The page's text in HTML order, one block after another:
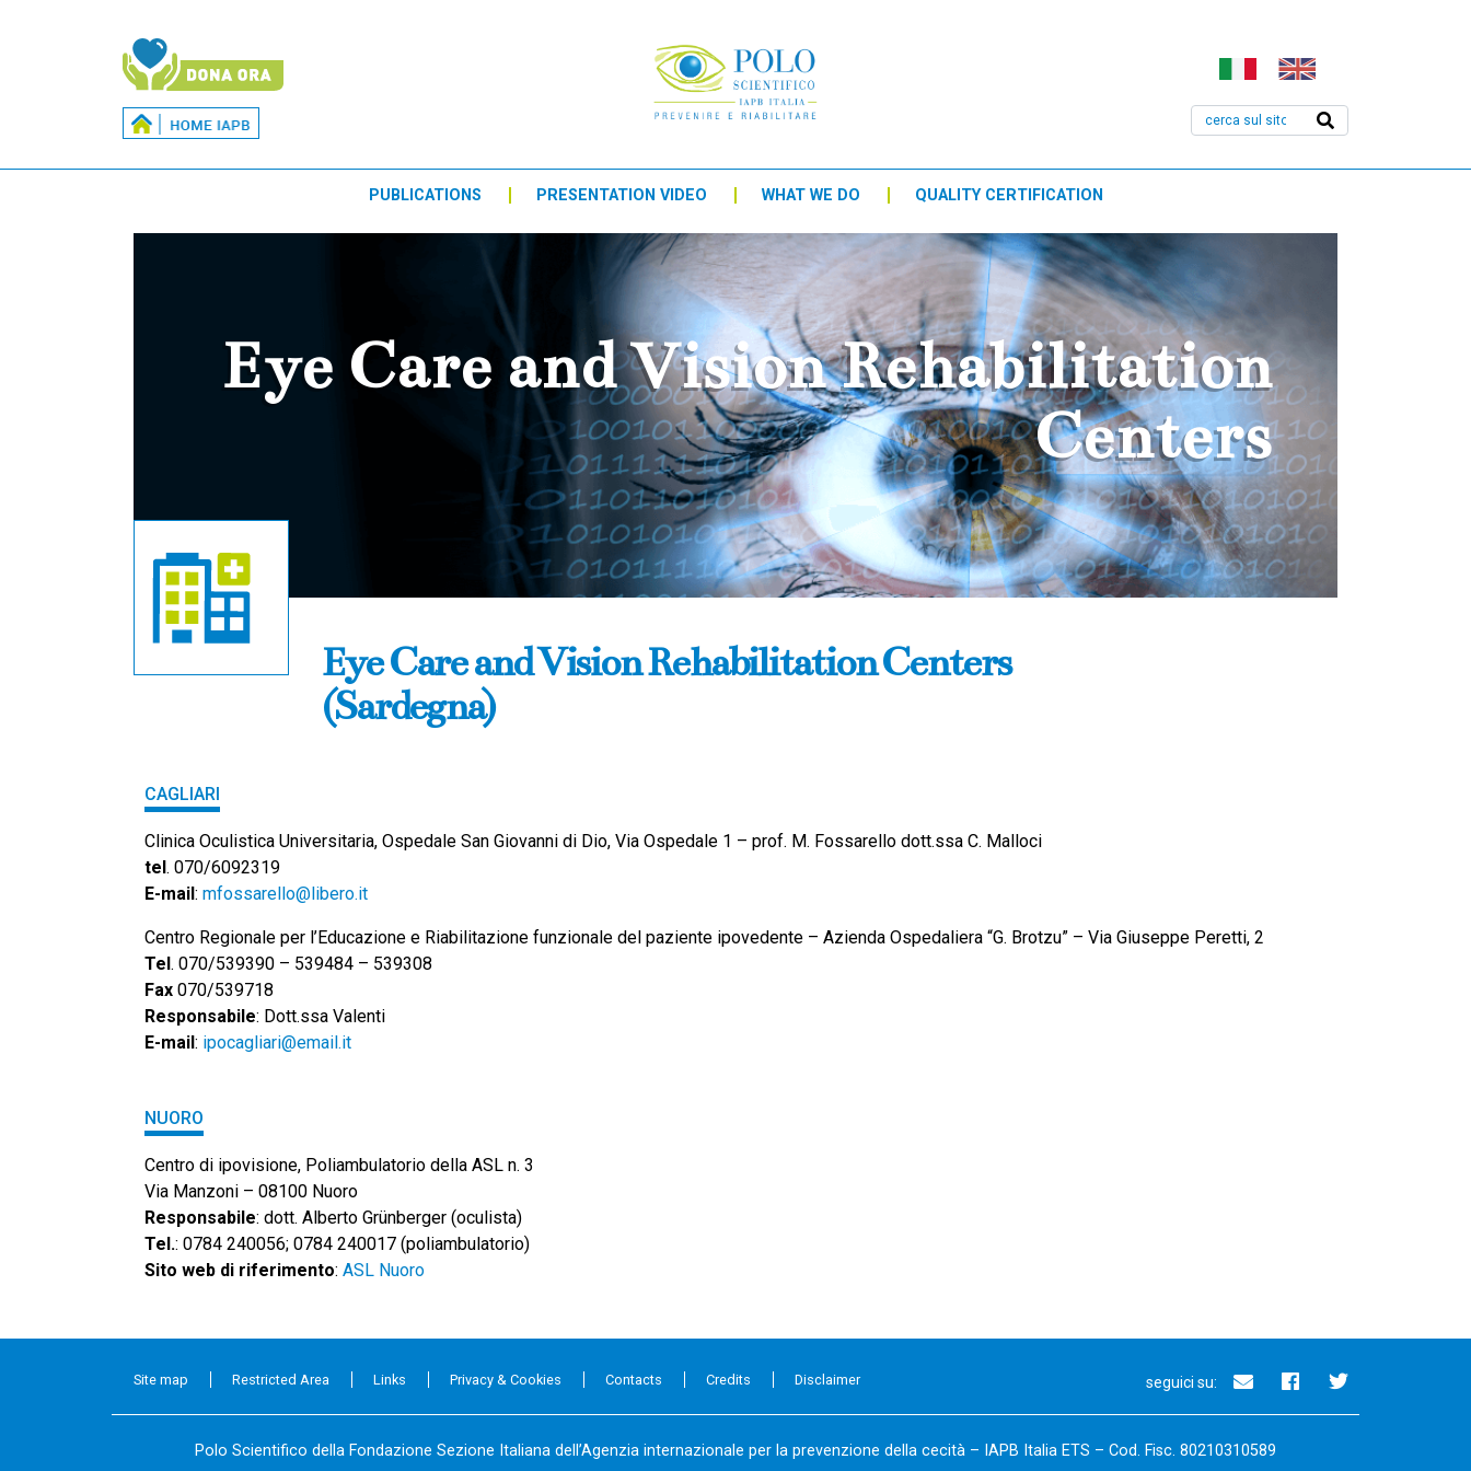
PUBLICATIONS PRESENTATION VIDEO WHAT WE DO QUALITY CERTIFICATION
Eye Care and Vision Rehabilitation
Centers
Eye Care and Vision Rehabilitation Centers
(Sardegna)
CAGLIARI
Clinica Oculistica Universitaria, Ospedale San Giovanni di Dio, Via Ospedale 1 – prof. M. Fossarello dott.ssa C. Malloci
tel. 070/6092319
E-mail: mfossarello@libero.it
Centro Regionale per l’Educazione e Riabilitazione funzionale del paziente ipovedente – Azienda Ospedaliera “G. Brotzu” – Via Giuseppe Peretti, 2
Tel. 070/539390 – 539484 – 539308
Fax 070/539718
Responsabile: Dott.ssa Valenti
E-mail: ipocagliari@email.it
NUORO
Centro di ipovisione, Poliambulatorio della ASL n. 3
Via Manzoni – 08100 Nuoro
Responsabile: dott. Alberto Grünberger (oculista)
Tel.: 0784 240056; 0784 240017 (poliambulatorio)
Sito web di riferimento: ASL Nuoro
Site map Restricted Area Links Privacy & Cookies Contacts Credits Disclaimer seguici su:
Polo Scientifico della Fondazione Sezione Italiana dell’Agenzia internazionale per la prevenzione della cecità – IAPB Italia ETS – Cod. Fisc. 80210310589